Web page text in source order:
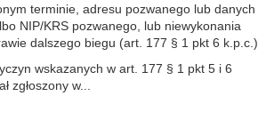
terminie, adresu pozwanego lub danych
NIP/KRS pozwanego, lub niewykonania
dalszego biegu (art. 177 § 1 pkt 6 k.p.c.).
wskazanych w art. 177 § 1 pkt 5 i 6
w...